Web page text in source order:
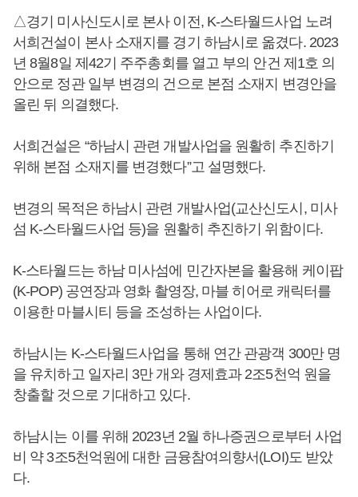
△경기 미사신도시로 본사 이전, K-스타월드사업 노려
서희건설이 본사 소재지를 경기 하남시로 옮겼다. 2023
년 8월8일 제42기 주주총회를 열고 부의 안건 제1호 의
안으로 정관 일부 변경의 건으로 본점 소재지 변경안을
올린 뒤 의결했다.
서희건설은 “하남시 관련 개발사업을 원활히 추진하기
위해 본점 소재지를 변경했다”고 설명했다.
변경의 목적은 하남시 관련 개발사업(교산신도시, 미사
섬 K-스타월드사업 등)을 원활히 추진하기 위함이다.
K-스타월드는 하남 미사섬에 민간자본을 활용해 케이팝
(K-POP) 공연장과 영화 촬영장, 마블 히어로 캐릭터를
이용한 마블시티 등을 조성하는 사업이다.
하남시는 K-스타월드사업을 통해 연간 관광객 300만 명
을 유치하고 일자리 3만 개와 경제효과 2조5천억 원을
창출할 것으로 기대하고 있다.
하남시는 이를 위해 2023년 2월 하나증권으로부터 사업
비 약 3조5천억원에 대한 금융참여의향서(LOI)도 받았
다.